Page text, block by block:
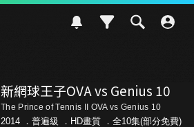
新網球王子OVA vs Genius 10
The Prince of Tennis II OVA vs Genius 10
2014 ． 普遍級 ．HD畫質 ．全10集(部分免費)